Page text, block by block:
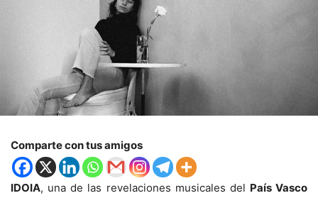
Comparte con tus amigos
IDOIA, una de las revelaciones musicales del País Vasco